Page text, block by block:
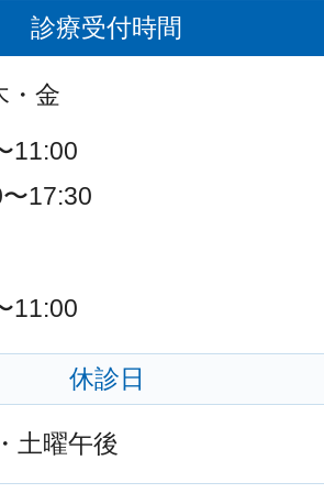
診療受付時間
・金
11:00
17:30
11:00
休診日
土曜午後